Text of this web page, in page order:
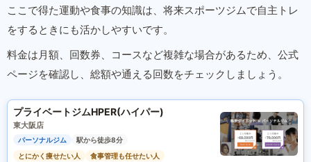
ここで得た運動や食事の知識は、将来スポーツジムで自主トレ
をするときにも活かしやすいです。
料金は月額、回数券、コースなど複雑な場合があるため、公式
ページを確認し、総額や通える回数をチェックしましょう。
プライベートジムHPER(ハイパー)
東大阪店
パーソナルジム
駅から徒歩8分
とにかく痩せたい人
食事管理も任せたい人